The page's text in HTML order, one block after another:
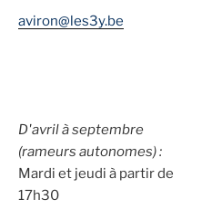
aviron@les3y.be
D'avril à septembre
(rameurs autonomes) :
Mardi et jeudi à partir de
17h30